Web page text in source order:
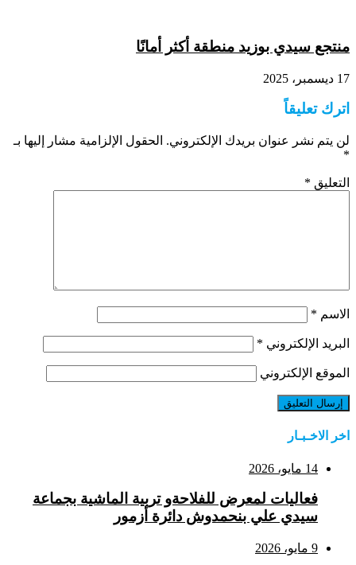
منتجع سيدي بوزيد منطقة أكثر أمانًا
17 ديسمبر، 2025
اترك تعليقاً
لن يتم نشر عنوان بريدك الإلكتروني. الحقول الإلزامية مشار إليها بـ
*
التعليق *
الاسم *
البريد الإلكتروني *
الموقع الإلكتروني
اخر الاخـبـار
14 مايو، 2026
فعاليات لمعرض للفلاحةو تربية الماشية بجماعة
سيدي علي بنحمدوش دائرة أزمور
9 مايو، 2026